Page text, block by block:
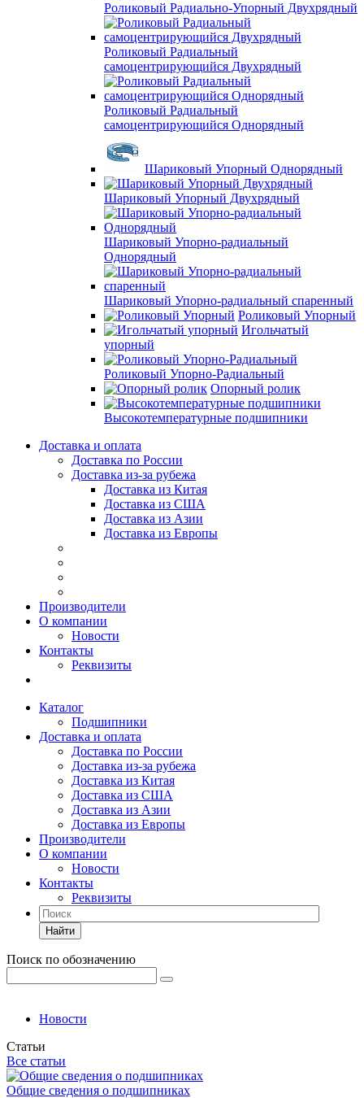
Роликовый Радиально-Упорный Двухрядный
Роликовый Радиальный
самоцентрирующийся Двухрядный
Роликовый Радиальный
самоцентрирующийся Однорядный
Шариковый Упорный Однорядный
Шариковый Упорный Двухрядный
Шариковый Упорно-радиальный
Однорядный
Шариковый Упорно-радиальный спаренный
Роликовый Упорный
Игольчатый
упорный
Роликовый Упорно-Радиальный
Опорный ролик
Высокотемпературные подшипники
Доставка и оплата
Доставка по России
Доставка из-за рубежа
Доставка из Китая
Доставка из США
Доставка из Азии
Доставка из Европы
Производители
О компании
Новости
Контакты
Реквизиты
Каталог
Подшипники
Доставка и оплата
Доставка по России
Доставка из-за рубежа
Доставка из Китая
Доставка из США
Доставка из Азии
Доставка из Европы
Производители
О компании
Новости
Контакты
Реквизиты
Найти
Поиск по обозначению
Новости
Статьи
Все статьи
Общие сведения о подшипниках